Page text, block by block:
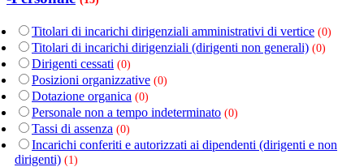
Titolari di incarichi dirigenziali amministrativi di vertice (0)
Titolari di incarichi dirigenziali (dirigenti non generali) (0)
Dirigenti cessati (0)
Posizioni organizzative (0)
Dotazione organica (0)
Personale non a tempo indeterminato (0)
Tassi di assenza (0)
Incarichi conferiti e autorizzati ai dipendenti (dirigenti e non
dirigenti) (1)